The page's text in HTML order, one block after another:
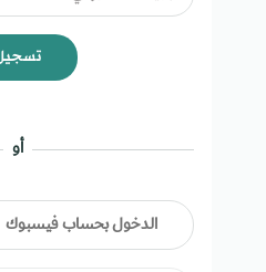
أو
الدخول بحساب فيسبوك